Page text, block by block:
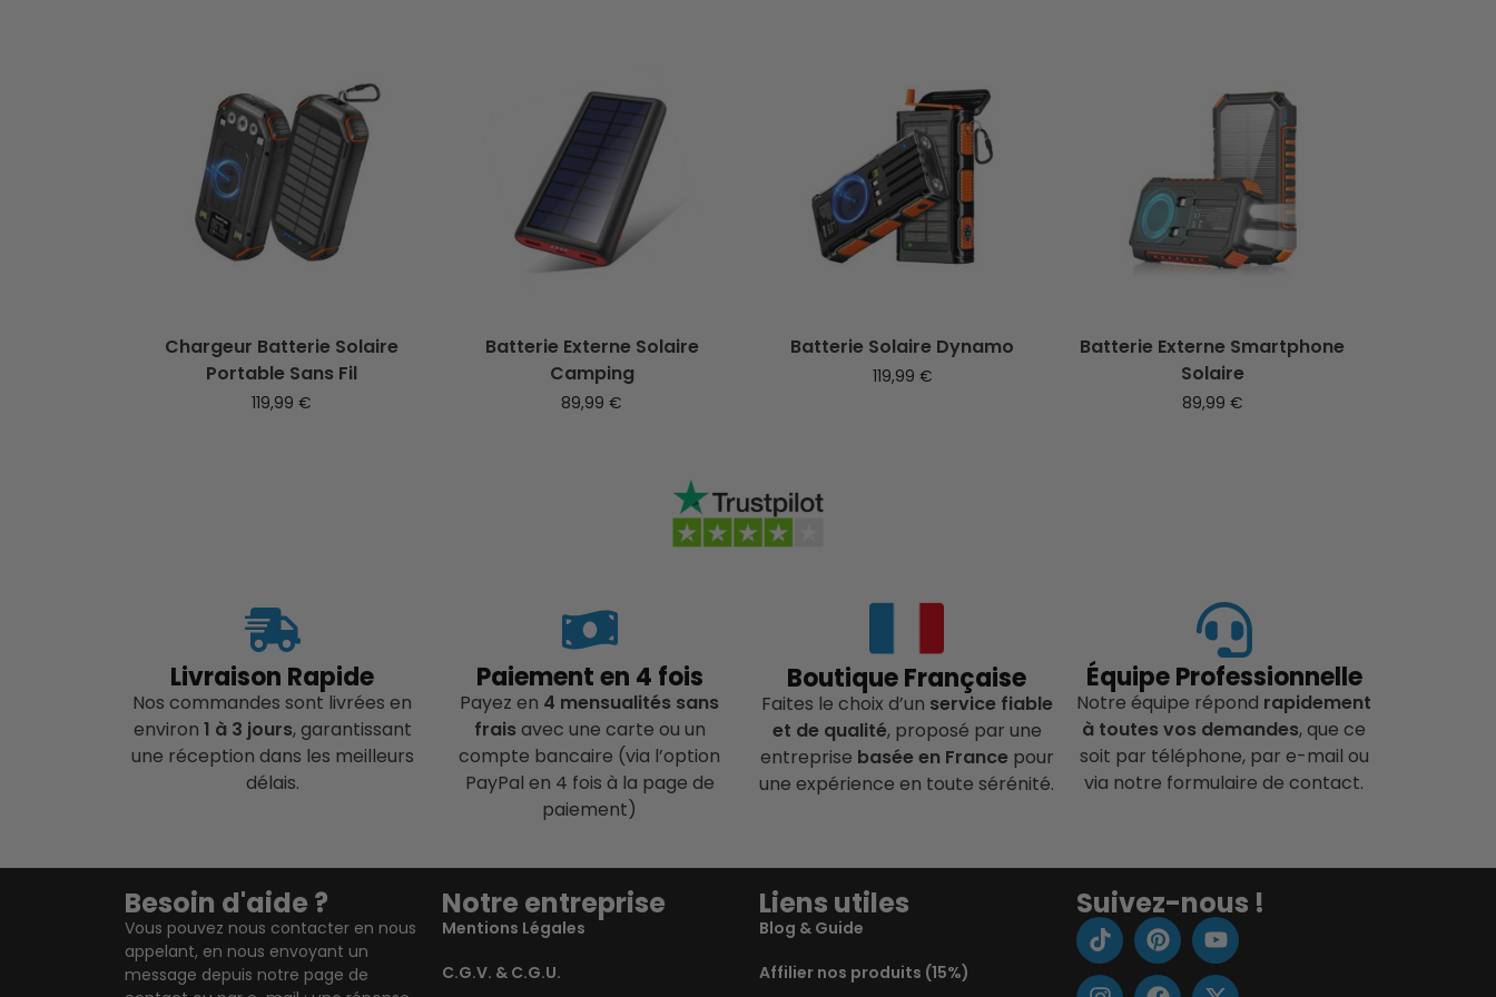
Chargeur Batterie Solaire
Portable Sans Fil
119,99€
Batterie Externe Solaire
Camping
89,99€
Batterie Solaire Dynamo
119,99 €
Batterie Externe Smartphone
Solaire
89,99 €
Livraison Rapide
Nos commandes sont livrées en
environ 1 à 3 jours, garantissant
une réception dans les meilleurs
délais.
Paiement en 4 fois
Payez en 4 mensualités sans
frais avec une carte ou un
compte bancaire (via l’option
PayPal en 4 fois à la page de
paiement)
Boutique Française
Faites le choix d’un service fiable
et de qualité, proposé par une
entreprise basée en France pour
une expérience en toute sérénité.
Équipe Professionnelle
Notre équipe répond rapidement
à toutes vos demandes, que ce
soit par téléphone, par e-mail ou
via notre formulaire de contact.
Besoin d'aide ?
Vous pouvez nous contacter en nous
appelant, en nous envoyant un
message depuis notre page de
Notre entreprise
Mentions Légales
C.G.V. & C.G.U.
Liens utiles
Blog & Guide
Affilier nos produits (15%)
Suivez-nous !